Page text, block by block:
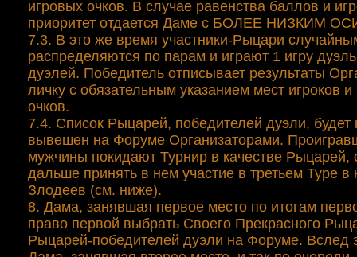
игровых очков. В случае равенства баллов и
приоритет отдается Даме с БОЛЕЕ НИЗКИМ
7.3. В это же время участники-Рыцари
распределяются по парам и играют 1 игру
дуэлей. Победитель отписывает результаты
личку с обязательным указанием мест игроков
очков.
7.4. Список Рыцарей, победителей дуэли, будет
вывешен на Форуме Организаторами.
мужчины покидают Турнир в качестве Рыцарей,
дальше принять в нем участие в третьем Туре в
Злодеев (см. ниже).
8. Дама, занявшая первое место по итогам
право первой выбрать Своего Прекрасного
Рыцарей-победителей дуэли на Форуме. Вслед